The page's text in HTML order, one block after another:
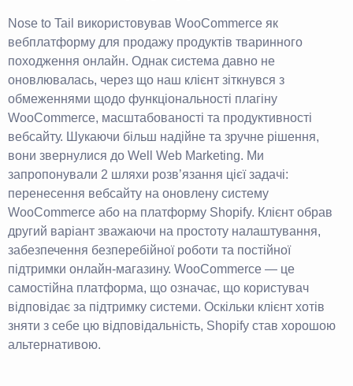
Nose to Tail використовував WooCommerce як
вебплатформу для продажу продуктів тваринного
походження онлайн. Однак система давно не
оновлювалась, через що наш клієнт зіткнувся з
обмеженнями щодо функціональності плагіну
WooCommerce, масштабованості та продуктивності
вебсайту. Шукаючи більш надійне та зручне рішення,
вони звернулися до Well Web Marketing. Ми
запропонували 2 шляхи розвʼязання цієї задачі:
перенесення вебсайту на оновлену систему
WooCommerce або на платформу Shopify. Клієнт обрав
другий варіант зважаючи на простоту налаштування,
забезпечення безперебійної роботи та постійної
підтримки онлайн-магазину. WooCommerce — це
самостійна платформа, що означає, що користувач
відповідає за підтримку системи. Оскільки клієнт хотів
зняти з себе цю відповідальність, Shopify став хорошою
альтернативою.